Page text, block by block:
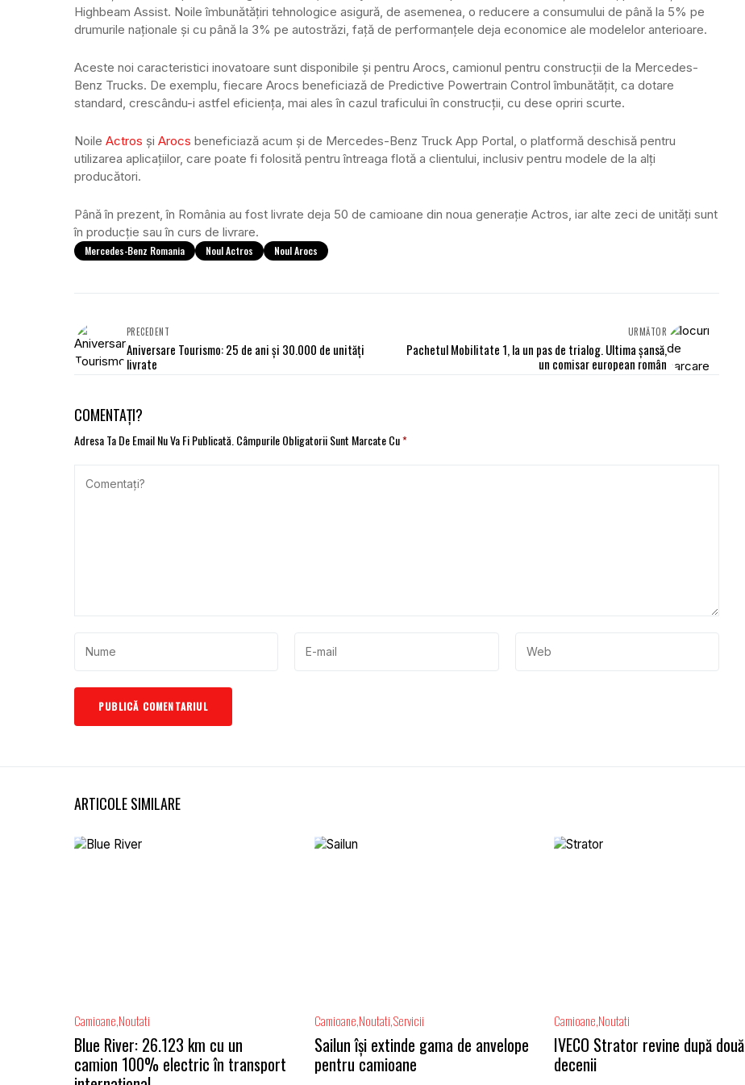
Highbeam Assist. Noile îmbunătățiri tehnologice asigură, de asemenea, o reducere a consumului de până la 5% pe
drumurile naționale și cu până la 3% pe autostrăzi, față de performanțele deja economice ale modelelor anterioare.
Aceste noi caracteristici inovatoare sunt disponibile și pentru Arocs, camionul pentru construcții de la Mercedes-
Benz Trucks. De exemplu, fiecare Arocs beneficiază de Predictive Powertrain Control îmbunătățit, ca dotare
standard, crescându-i astfel eficiența, mai ales în cazul traficului în construcţii, cu dese opriri scurte.
Noile Actros și Arocs beneficiază acum și de Mercedes-Benz Truck App Portal, o platformă deschisă pentru
utilizarea aplicațiilor, care poate fi folosită pentru întreaga flotă a clientului, inclusiv pentru modele de la alți
producători.
Până în prezent, în România au fost livrate deja 50 de camioane din noua generație Actros, iar alte zeci de unități sunt
în producție sau în curs de livrare.
Mercedes-Benz Romania Noul Actros Noul Arocs
PRECEDENT
Aniversare Tourismo: 25 de ani și 30.000 de unități
livrate
URMĂTOR
Pachetul Mobilitate 1, la un pas de trialog. Ultima șansă,
un comisar european român
COMENTAȚI?
Adresa Ta De Email Nu Va Fi Publicată. Câmpurile Obligatorii Sunt Marcate Cu*
ARTICOLE SIMILARE
Camioane Noutati
Blue River: 26.123 km cu un
camion 100% electric în transport
Camioane Noutati Servicii
Sailun își extinde gama de anvelope
pentru camioane
Camioane Noutati
IVECO Strator revine după două
decenii